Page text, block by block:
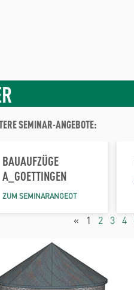
SEMINAR-ANGEBOTE:
BAUAUFZÜGE
A_GOETTINGEN
ZUM SEMINARANGEOT
« 1 2 3 4